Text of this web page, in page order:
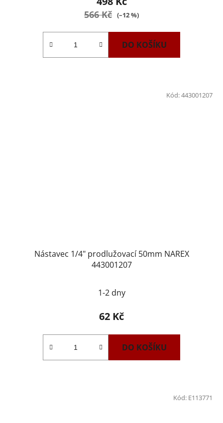
566 Kč (–12 %)
DO KOŠÍKU
Nástavec 1/4" prodlužovací 50mm NAREX
443001207
1-2 dny
62 Kč
DO KOŠÍKU
Kód:443001207
Kód: E113771